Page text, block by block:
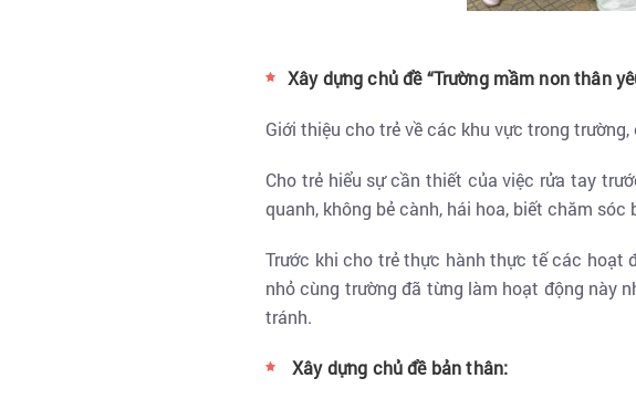
Xây dựng chủ đề “Trường mầm non thân
Giới thiệu cho trẻ về các khu vực trong
Cho trẻ hiểu sự cần thiết của việc rửa tay
quanh, không bẻ cành, hái hoa, biết chăm
Trước khi cho trẻ thực hành thực tế các hoạt
nhỏ cùng trường đã từng làm hoạt động này
tránh.
Xây dựng chủ đề bản thân: